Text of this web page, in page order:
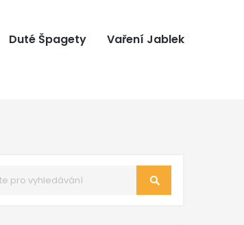
Duté Špagety Vaření Jablek